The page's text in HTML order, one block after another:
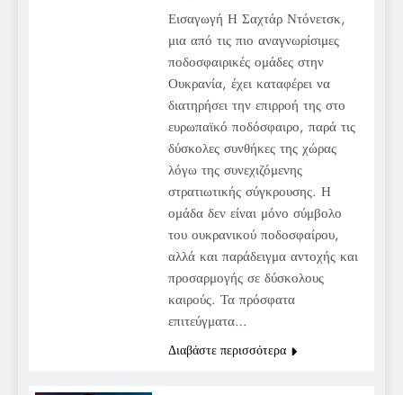
Εισαγωγή Η Σαχτάρ Ντόνετσκ,
μια από τις πιο αναγνωρίσιμες
ποδοσφαιρικές ομάδες στην
Ουκρανία, έχει καταφέρει να
διατηρήσει την επιρροή της στο
ευρωπαϊκό ποδόσφαιρο, παρά τις
δύσκολες συνθήκες της χώρας
λόγω της συνεχιζόμενης
στρατιωτικής σύγκρουσης. Η
ομάδα δεν είναι μόνο σύμβολο
του ουκρανικού ποδοσφαίρου,
αλλά και παράδειγμα αντοχής και
προσαρμογής σε δύσκολους
καιρούς. Τα πρόσφατα
επιτεύγματα…
Διαβάστε περισσότερα